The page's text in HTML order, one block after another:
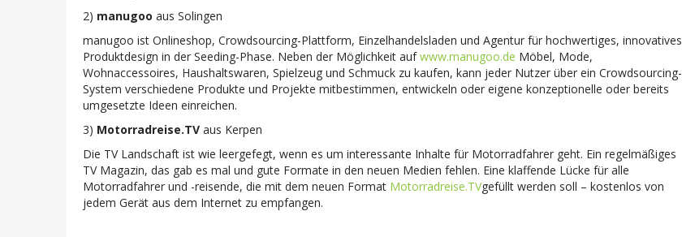
2) manugoo aus Solingen
manugoo ist Onlineshop, Crowdsourcing-Plattform, Einzelhandelsladen und Agentur für hochwertiges, innovatives
Produktdesign in der Seeding-Phase. Neben der Möglichkeit aufwww.manugoo.de Möbel, Mode,
Wohnaccessoires, Haushaltswaren, Spielzeug und Schmuck zu kaufen, kann jeder Nutzer über ein Crowdsourcing-
System verschiedene Produkte und Projekte mitbestimmen, entwickeln oder eigene konzeptionelle oder bereits
umgesetzte Ideen einreichen.
3) Motorradreise.TV aus Kerpen
Die TV Landschaft ist wie leergefegt, wenn es um interessante Inhalte für Motorradfahrer geht. Ein regelmäßiges
TV Magazin, das gab es mal und gute Formate in den neuen Medien fehlen. Eine klaffende Lücke für alle
Motorradfahrer und -reisende, die mit dem neuen Format Motorradreise.TVgefüllt werden soll – kostenlos von
jedem Gerät aus dem Internet zu empfangen.